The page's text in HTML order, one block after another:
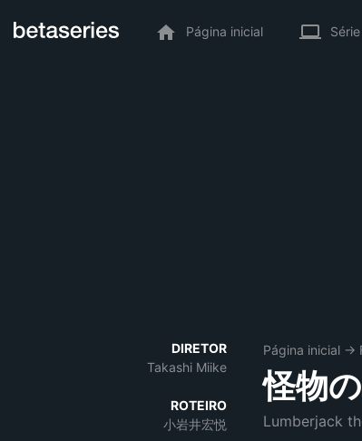
Página inicial Série
DIRETOR
Takashi Miike
ROTEIRO
小岩井宏悦
Página inicial →
怪物
Lumberjack